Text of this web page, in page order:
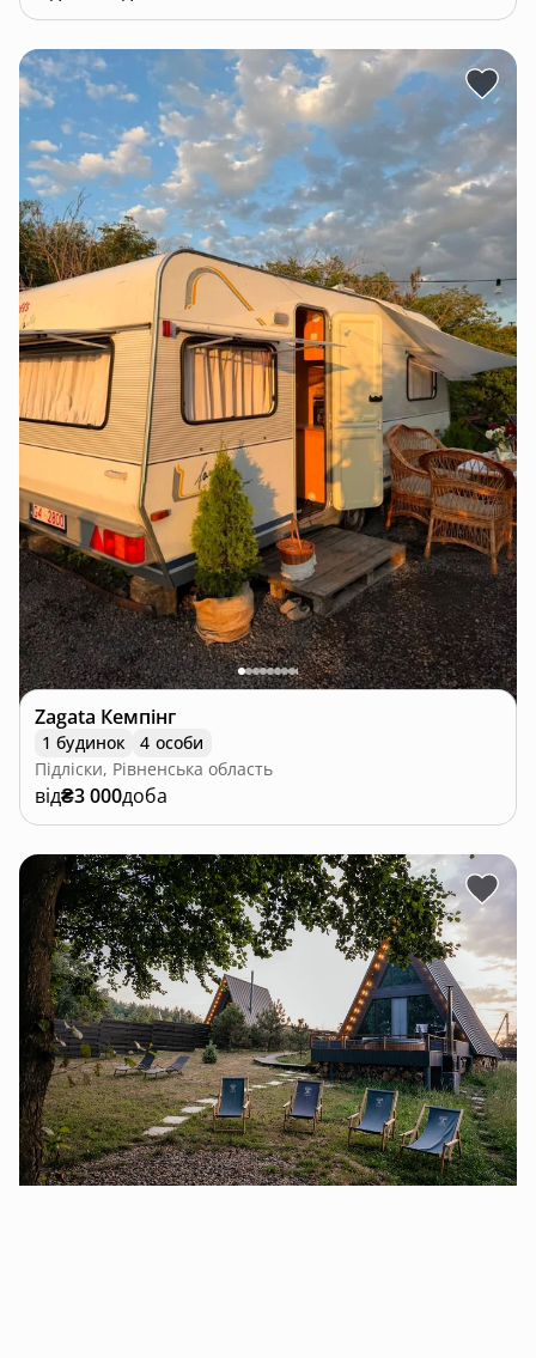
Zagata Кемпінг
1 будинок
4 особи
Підліски, Рівненська область
від₴3 000доба